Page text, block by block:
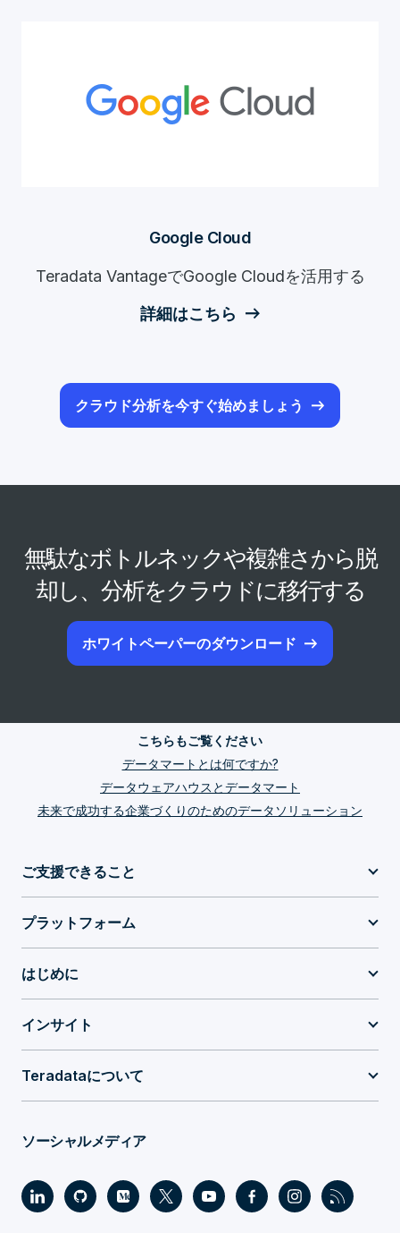
Google Cloud
Teradata VantageでGoogle Cloudを活用する
詳細はこちら
クラウド分析を今すぐ始めましょう
無駄なボトルネックや複雑さから脱
却し、分析をクラウドに移行する
ホワイトペーパーのダウンロード
こちらもご覧ください
データマートとは何ですか?
データウェアハウスとデータマート
未来で成功する企業づくりのためのデータソリューション
ご支援できること
プラットフォーム
はじめに
インサイト
Teradataについて
ソーシャルメディア